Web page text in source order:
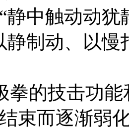
静中触动动
静制动、以
的技击功能
束而逐渐弱